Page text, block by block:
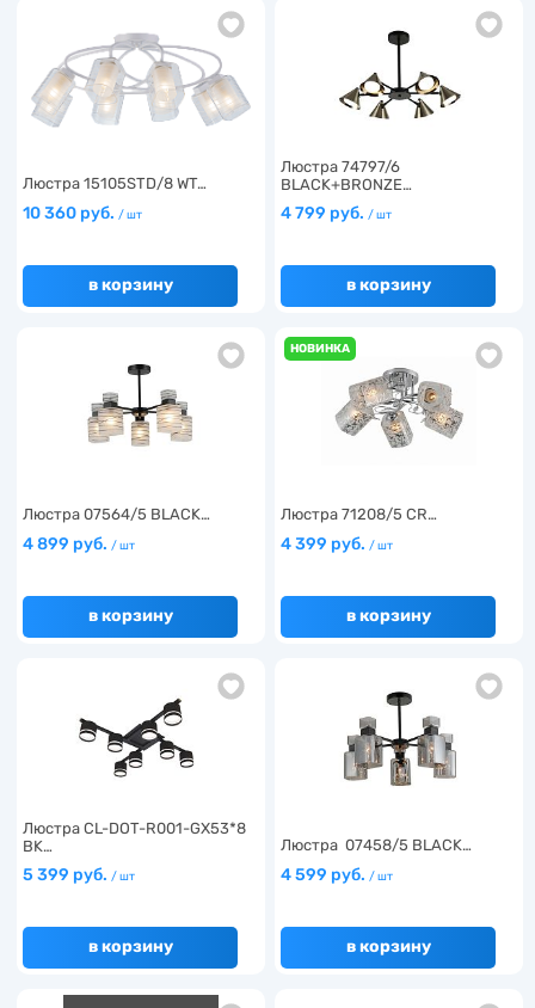
Люстра 15105STD/8 WT…
10 360 руб. / шт
в корзину
Люстра 74797/6
BLACK+BRONZE…
4 799 руб. / шт
в корзину
Люстра 07564/5 BLACK…
4 899 руб. / шт
в корзину
НОВИНКА
Люстра 71208/5 CR…
4 399 руб. / шт
в корзину
Люстра CL-DOT-R001-GX53*8
BK…
5 399 руб. / шт
в корзину
Люстра 07458/5 BLACK…
4 599 руб. / шт
в корзину